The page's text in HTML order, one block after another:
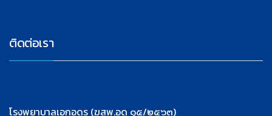
ติดต่อเรา
โรงพยาบาลเอกอุดร (ฆสพ.อด ๑๕/๒๕๖๓)